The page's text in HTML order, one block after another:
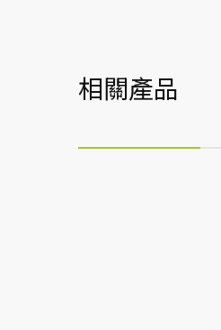
相關產品